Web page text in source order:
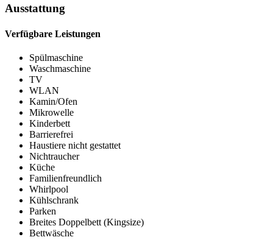
Ausstattung
Verfügbare Leistungen
Spülmaschine
Waschmaschine
TV
WLAN
Kamin/Ofen
Mikrowelle
Kinderbett
Barrierefrei
Haustiere nicht gestattet
Nichtraucher
Küche
Familienfreundlich
Whirlpool
Kühlschrank
Parken
Breites Doppelbett (Kingsize)
Bettwäsche